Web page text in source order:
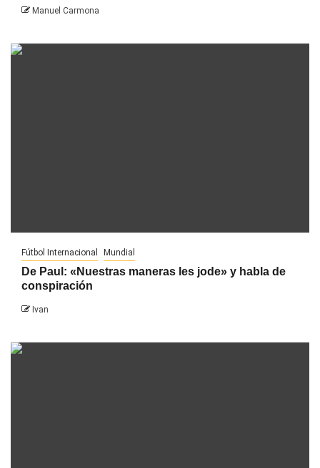
Manuel Carmona
Fútbol Internacional Mundial
De Paul: «Nuestras maneras les jode» y habla de
conspiración
Ivan